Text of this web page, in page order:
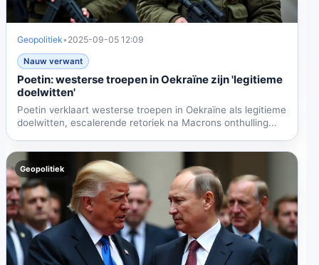
Geopolitiek• 2025-09-05 12:09
Nauw verwant
Poetin: westerse troepen in Oekraïne zijn 'legitieme
doelwitten'
Poetin verklaart westerse troepen in Oekraïne als legitieme
doelwitten, escalerende retoriek na Macrons onthulling...
Geopolitiek